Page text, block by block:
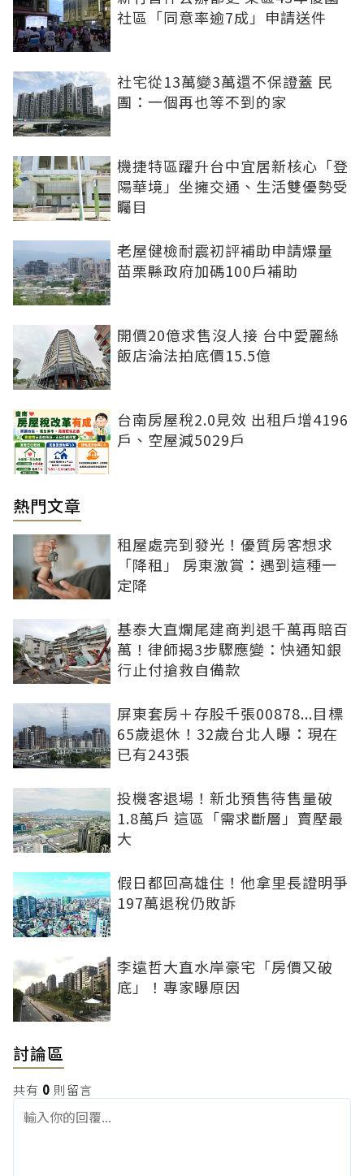
社區「同意率逾7成」申請送件
社宅從13萬變3萬還不保證蓋 民
團：一個再也等不到的家
機捷特區躍升台中宜居新核心「登
陽華境」坐擁交通、生活雙優勢受
矚目
老屋健檢耐震初評補助申請爆量
苗栗縣政府加碼100戶補助
開價20億求售沒人接 台中愛麗絲
飯店淪法拍底價15.5億
台南房屋稅2.0見效 出租戶增4196
戶、空屋減5029戶
熱門文章
租屋處亮到發光！優質房客想求
「降租」 房東激賞：遇到這種一
定降
基泰大直爛尾建商判退千萬再賠百
萬！律師揭3步驟應變：快通知銀
行止付搶救自備款
屏東套房＋存股千張00878...目標
65歲退休！32歲台北人曝：現在
已有243張
投機客退場！新北預售待售量破
1.8萬戶 這區「需求斷層」賣壓最
大
假日都回高雄住！他拿里長證明爭
197萬退稅仍敗訴
李遠哲大直水岸豪宅「房價又破
底」！專家曝原因
討論區
共有 0 則留言